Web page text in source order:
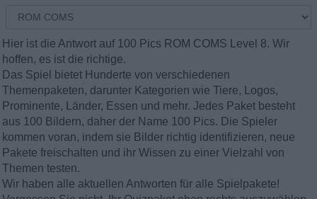
Hier ist die Antwort auf 100 Pics ROM COMS Level 8. Wir
hoffen, es ist die richtige.
Das Spiel bietet Hunderte von verschiedenen
Themenpaketen, darunter Kategorien wie Tiere, Logos,
Prominente, Länder, Essen und mehr. Jedes Paket besteht
aus 100 Bildern, daher der Name 100 Pics. Die Spieler
kommen voran, indem sie Bilder richtig identifizieren, neue
Pakete freischalten und ihr Wissen zu einer Vielzahl von
Themen testen.
Wir haben alle aktuellen Antworten für alle Spielpakete!